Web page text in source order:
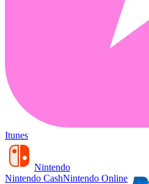
Itunes
Nintendo
Nintendo CashNintendo Online